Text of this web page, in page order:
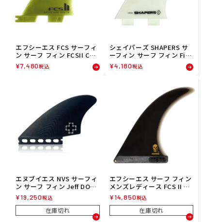
エフシーエス FCS サーフィ
ン サーフ フィン FCSII CAR
VER NG EUCALY QUAD REA
R M FCAR-NG05-MD-RSR
¥7,480税込
シェイパーズ SHAPERS サ
ーフィン サーフ フィン Fib
erflex FCS FF-FCS
¥4,180税込
エヌブイエス NVS サーフィ
ン サーフ フィン Jeff DOC
Lausch Triple T Keel (Sin
gle Tab) 05249006
¥19,250税込
在庫切れ
エフシーエス サーフ フィン
メンズレディース FCS II ク
リステンソン 9.0 PG ブラッ
ク FCHR-PG01 FCS
¥14,850税込
在庫切れ